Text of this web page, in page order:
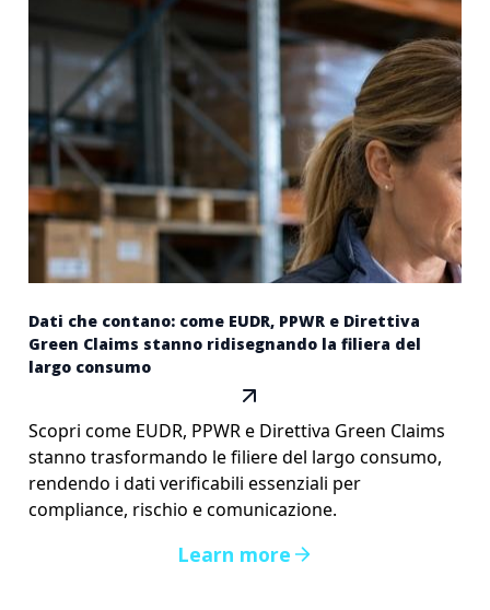
Dati che contano: come EUDR, PPWR e Direttiva
Green Claims stanno ridisegnando la filiera del
largo consumo
Scopri come EUDR, PPWR e Direttiva Green Claims
stanno trasformando le filiere del largo consumo,
rendendo i dati verificabili essenziali per
compliance, rischio e comunicazione.
Learn more